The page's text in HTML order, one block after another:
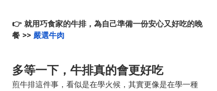
👉 就用巧食家的牛排，為自己準備一份安心又好吃的晚
餐 >> 嚴選牛肉
多等一下，牛排真的會更好吃
煎牛排這件事，看似是在學火候，其實更像是在學一種